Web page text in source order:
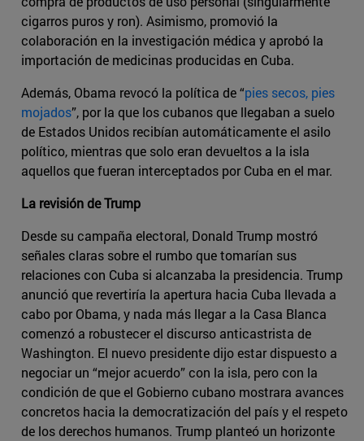
cigarros puros y ron). Asimismo, promovió la
colaboración en la investigación médica y aprobó la
importación de medicinas producidas en Cuba.
Además, Obama revocó la política de “pies secos, pies
mojados”, por la que los cubanos que llegaban a suelo
de Estados Unidos recibían automáticamente el asilo
político, mientras que solo eran devueltos a la isla
aquellos que fueran interceptados por Cuba en el mar.
La revisión de Trump
Desde su campaña electoral, Donald Trump mostró
señales claras sobre el rumbo que tomarían sus
relaciones con Cuba si alcanzaba la presidencia. Trump
anunció que revertiría la apertura hacia Cuba llevada a
cabo por Obama, y nada más llegar a la Casa Blanca
comenzó a robustecer el discurso anticastrista de
Washington. El nuevo presidente dijo estar dispuesto a
negociar un “mejor acuerdo” con la isla, pero con la
condición de que el Gobierno cubano mostrara avances
concretos hacia la democratización del país y el respeto
de los derechos humanos. Trump planteó un horizonte